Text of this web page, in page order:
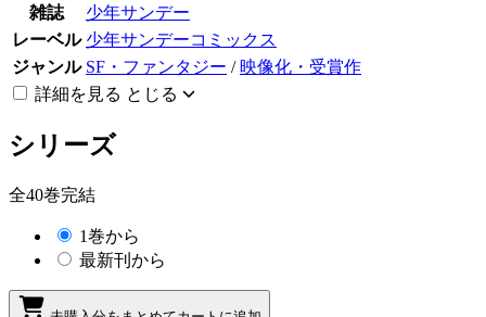
雑誌
少年サンデー
レーベル 少年サンデーコミックス
ジャンル SF・ファンタジー / 映像化・受賞作
詳細を見る とじる
シリーズ
全40巻完結
1巻から
最新刊から